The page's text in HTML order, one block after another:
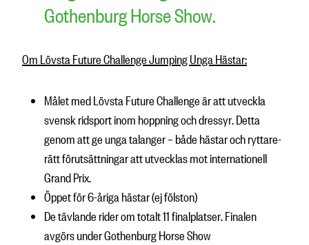
Gothenburg Horse Show.
Om Lövsta Future Challenge Jumping Unga Hästar:
Målet med Lövsta Future Challenge är att utveckla
svensk ridsport inom hoppning och dressyr. Detta
genom att ge unga talanger – både hästar och ryttare-
rätt förutsättningar att utvecklas mot internationell
Grand Prix.
Öppet för 6-åriga hästar (ej fölston)
De tävlande rider om totalt 11 finalplatser. Finalen
avgörs under Gothenburg Horse Show